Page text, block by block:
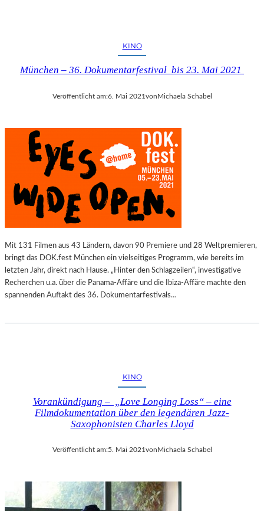
KINO
München – 36. Dokumentarfestival bis 23. Mai 2021
Veröffentlicht am:6. Mai 2021vonMichaela Schabel
Mit 131 Filmen aus 43 Ländern, davon 90 Premiere und 28 Weltpremieren,
bringt das DOK.fest München ein vielseitiges Programm, wie bereits im
letzten Jahr, direkt nach Hause. „Hinter den Schlagzeilen“, investigative
Recherchen u.a. über die Panama-Affäre und die Ibiza-Affäre machte den
spannenden Auftakt des 36. Dokumentarfestivals…
KINO
Vorankündigung – „Love Longing Loss“ – eine
Filmdokumentation über den legendären Jazz-
Saxophonisten Charles Lloyd
Veröffentlicht am:5. Mai 2021vonMichaela Schabel